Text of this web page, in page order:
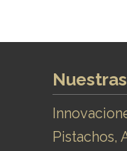
Pistachos,